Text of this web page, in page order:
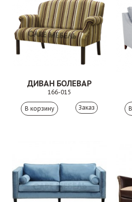
ДИВАН БОЛЕВАР
166-015
Заказ